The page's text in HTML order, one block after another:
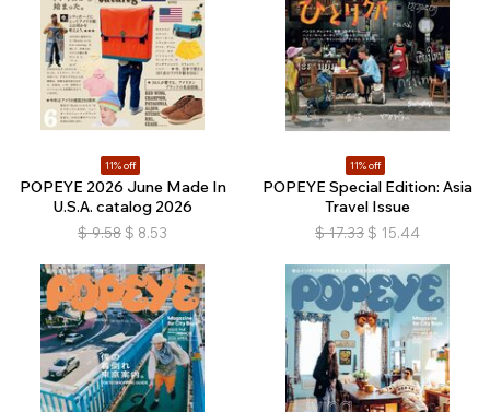
11% off
POPEYE 2026 June Made In
U.S.A. catalog 2026
$ 9.58 $ 8.53
11% off
POPEYE Special Edition: Asia
Travel Issue
$ 17.33 $ 15.44